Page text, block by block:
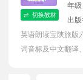
切换教材
年级
出版
英语朗读宝陕旅版
词音标及中文翻译